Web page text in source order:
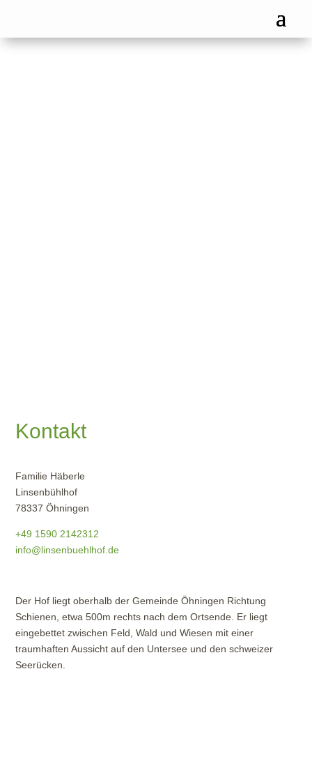
Kontakt
Familie Häberle
Linsenbühlhof
78337 Öhningen
+49 1590 2142312
info@linsenbuehlhof.de
Der Hof liegt oberhalb der GemeindeÖhningen Richtung
Schienen, etwa 500m rechts nach dem Ortsende. Er liegt
eingebettet zwischen Feld, Wald und Wiesen mit einer
traumhaften Aussicht auf den Untersee und den schweizer
Seerücken.